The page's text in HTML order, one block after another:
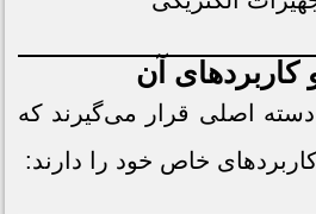
کاربردهای آن
اصلی قرار می‌گیرند که
خاص خود را دارند: